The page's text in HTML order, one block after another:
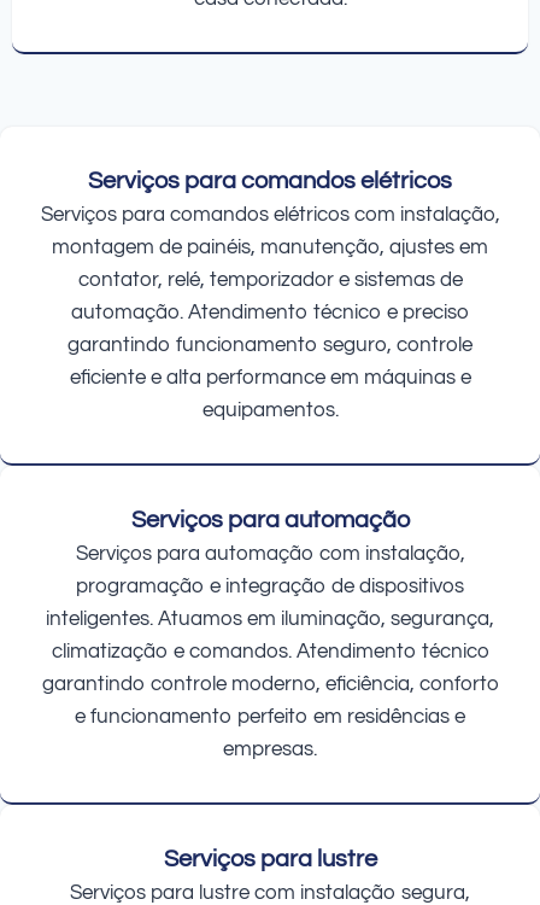
Serviços para comandos elétricos
Serviços para comandos elétricos com instalação,
montagem de painéis, manutenção, ajustes em
contator, relé, temporizador e sistemas de
automação. Atendimento técnico e preciso
garantindo funcionamento seguro, controle
eficiente e alta performance em máquinas e
equipamentos.
Serviços para automação
Serviços para automação com instalação,
programação e integração de dispositivos
inteligentes. Atuamos em iluminação, segurança,
climatização e comandos. Atendimento técnico
garantindo controle moderno, eficiência, conforto
e funcionamento perfeito em residências e
empresas.
Serviços para lustre
Serviços para lustre com instalação segura,